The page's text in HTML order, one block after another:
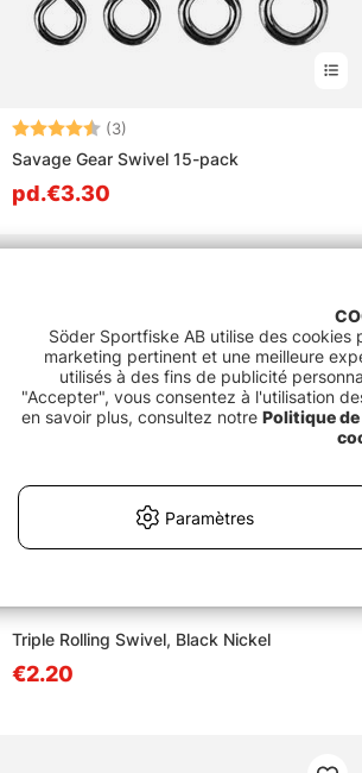
Note: (3)
Savage Gear Swivel 15-pack
pd.€3.30
Triple Rolling Swivel, Black Nickel
€2.20
Söder Sportfiske AB utilise des
marketing pertinent et une meilleure
utilisés à des fins de publicité
"Accepter", vous consentez à l'utilisation
en savoir plus, consultez notre Politique
Paramètres